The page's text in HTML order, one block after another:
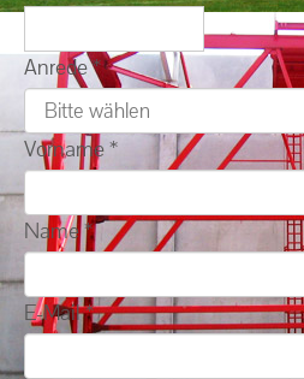
Anrede*
Vorname*
Name*
E-Mail*